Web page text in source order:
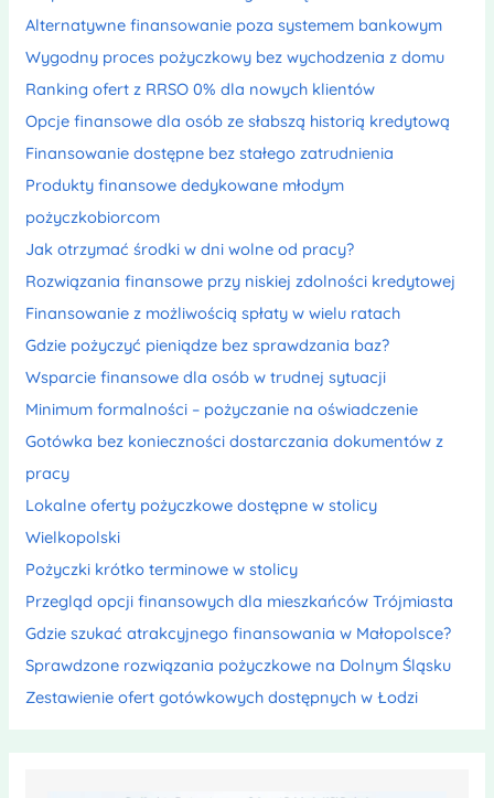
Alternatywne finansowanie poza systemem bankowym
Wygodny proces pożyczkowy bez wychodzenia z domu
Ranking ofert z RRSO 0% dla nowych klientów
Opcje finansowe dla osób ze słabszą historią kredytową
Finansowanie dostępne bez stałego zatrudnienia
Produkty finansowe dedykowane młodym
pożyczkobiorcom
Jak otrzymać środki w dni wolne od pracy?
Rozwiązania finansowe przy niskiej zdolności kredytowej
Finansowanie z możliwością spłaty w wielu ratach
Gdzie pożyczyć pieniądze bez sprawdzania baz?
Wsparcie finansowe dla osób w trudnej sytuacji
Minimum formalności – pożyczanie na oświadczenie
Gotówka bez konieczności dostarczania dokumentów z
pracy
Lokalne oferty pożyczkowe dostępne w stolicy
Wielkopolski
Pożyczki krótko terminowe w stolicy
Przegląd opcji finansowych dla mieszkańców Trójmiasta
Gdzie szukać atrakcyjnego finansowania w Małopolsce?
Sprawdzone rozwiązania pożyczkowe na Dolnym Śląsku
Zestawienie ofert gotówkowych dostępnych w Łodzi